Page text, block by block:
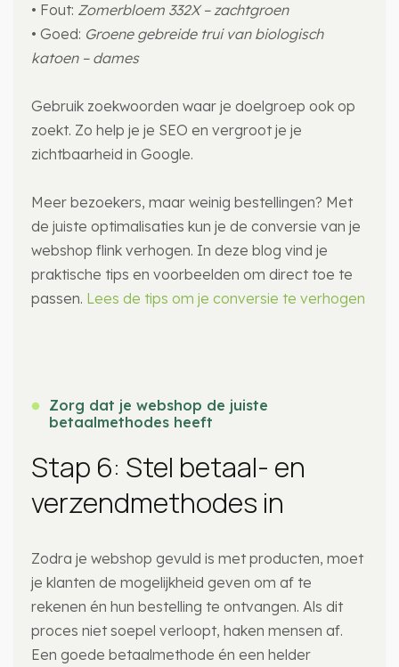
• Fout: Zomerbloem 332X – zachtgroen
• Goed: Groene gebreide trui van biologisch
katoen – dames
Gebruik zoekwoorden waar je doelgroep ook op
zoekt. Zo help je je SEO en vergroot je je
zichtbaarheid in Google.
Meer bezoekers, maar weinig bestellingen? Met
de juiste optimalisaties kun je de conversie van je
webshop flink verhogen. In deze blog vind je
praktische tips en voorbeelden om direct toe te
passen. Lees de tips om je conversie te verhogen
Zorg dat je webshop de juiste
betaalmethodes heeft
Stap 6: Stel betaal- en
verzendmethodes in
Zodra je webshop gevuld is met producten, moet
je klanten de mogelijkheid geven om af te
rekenen én hun bestelling te ontvangen. Als dit
proces niet soepel verloopt, haken mensen af.
Een goede betaalmethode én een helder